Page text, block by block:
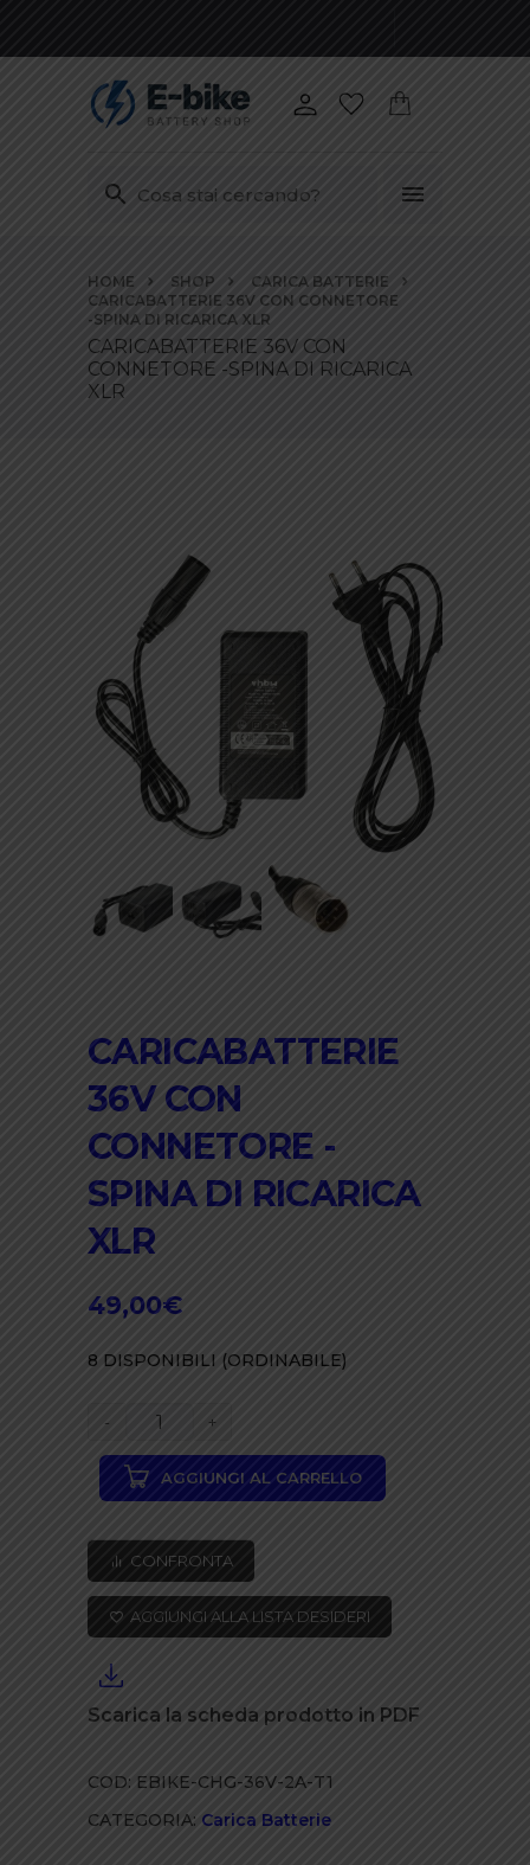
contenuti
HOME SHOP
CARICA BATTERIE
CARICABATTERIE 36V CON CONNETORE
-SPINA DI RICARICA XLR
CARICABATTERIE 36V CON
CONNETORE -SPINA DI RICARICA
XLR
CARICABATTERIE
36V CON
CONNETORE -
SPINA DI RICARICA
XLR
49,00€
8 DISPONIBILI (ORDINABILE)
CARICABATTERIE
CON
-
SPINA
DI
RICARICA
quantità
AGGIUNGI AL CARRELLO
CONFRONTA
AGGIUNGI ALLA LISTA DESIDERI
Scarica la scheda prodotto in PDF
COD: EBIKE-CHG-36V-2A-T1
CATEGORIA: Carica Batterie